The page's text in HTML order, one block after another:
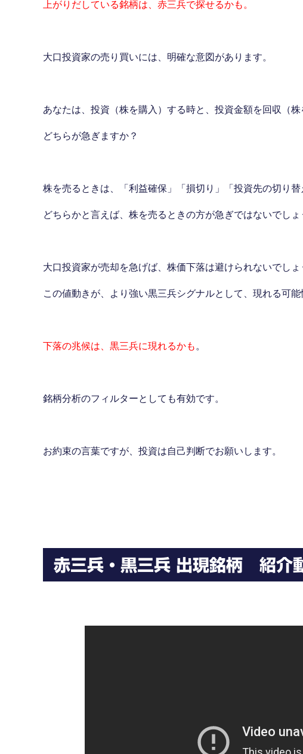
上がりだしている銘柄は、赤三兵で探せるかも。
大口投資家の売り買いには、明確な意図があります。
あなたは、投資（株を購入）する時と、投資金額を回収（株
どちらが急ぎますか？
株を売るときは、「利益確保」「損切り」「投資先の切り替
どちらかと言えば、株を売るときの方が急ぎではないでしょ
大口投資家が売却を急げば、株価下落は避けられないでしょ
この値動きが、より強い黒三兵シグナルとして、現れる可能
下落の兆候は、黒三兵に現れるかも 。
銘柄分析のフィルターとしても有効です。
お約束の言葉ですが、投資は自己判断でお願いします。
赤三兵・黒三兵 出現銘柄 紹介